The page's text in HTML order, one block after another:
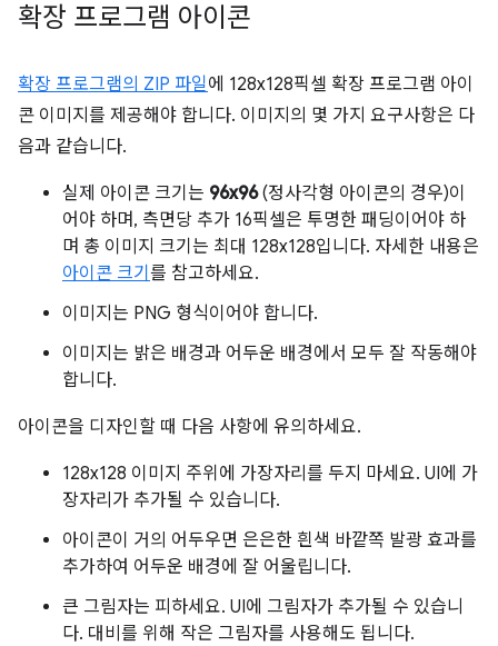
확장 프로그램 아이콘
확장 프로그램의 ZIP 파일에 128x128픽셀 확장 프로그램 아이
콘 이미지를 제공해야 합니다. 이미지의 몇 가지 요구사항은 다
음과 같습니다.
실제 아이콘 크기는 96x96(정사각형 아이콘의 경우)이
어야 하며, 측면당 추가 16픽셀은 투명한 패딩이어야 하
며 총 이미지 크기는 최대 128x128입니다. 자세한 내용은
아이콘 크기 를 참고하세요.
이미지는 PNG 형식이어야 합니다.
이미지는 밝은 배경과 어두운 배경에서 모두 잘 작동해야
합니다.
아이콘을 디자인할 때 다음 사항에 유의하세요.
128x128 이미지 주위에 가장자리를 두지 마세요. UI에 가
장자리가 추가될 수 있습니다.
아이콘이 거의 어두우면 은은한 흰색 바깥쪽 발광 효과를
추가하여 어두운 배경에 잘 어울립니다.
큰 그림자는 피하세요. UI에 그림자가 추가될 수 있습니
다. 대비를 위해 작은 그림자를 사용해도 됩니다.